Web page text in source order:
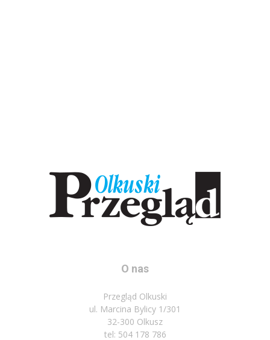
O nas
Przegląd Olkuski
ul. Marcina Bylicy 1/301
32-300 Olkusz
tel: 504 178 786